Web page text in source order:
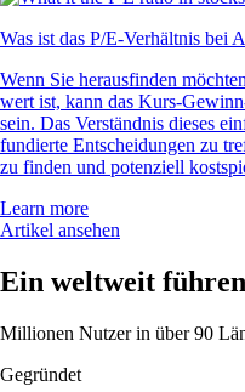
Was ist das P/E-Verhältnis bei
Wenn Sie herausfinden
wert ist, kann das Kurs-
sein. Das Verständnis dieses
fundierte Entscheidungen zu
zu finden und potenziell
Learn more
Artikel ansehen
Ein weltweit
Millionen Nutzer in über 90
Gegründet